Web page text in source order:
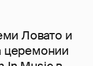
Ловато и
церемонии